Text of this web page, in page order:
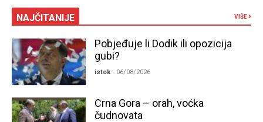
NAJČITANIJE VIŠE
Pobjeđuje li Dodik ili opozicija
gubi?
istok - 06/08/2026
Crna Gora – orah, voćka
čudnovata